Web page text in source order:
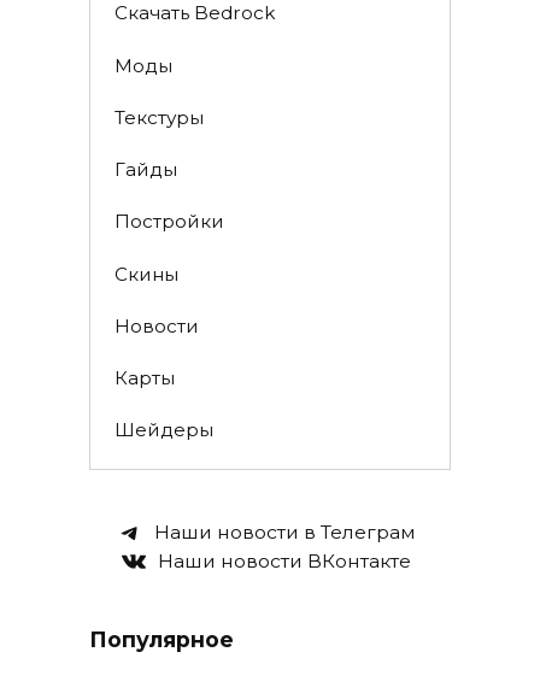
Скачать Bedrock
Моды
Текстуры
Гайды
Постройки
Скины
Новости
Карты
Шейдеры
Наши новости в Телеграм
Наши новости ВКонтакте
Популярное